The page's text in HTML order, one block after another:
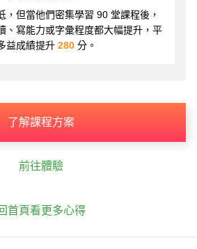
，但當他們密集學習 90 堂課程後，
、寫能力或字彙程度都大幅提升，平
益成績提升 280 分。
了解課程方案
前往體驗
首頁看更多心得